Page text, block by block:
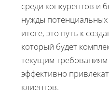
среди конкурентов и
нужды
итоге, это путь к
который будет
текущим
эффективно
клиентов.